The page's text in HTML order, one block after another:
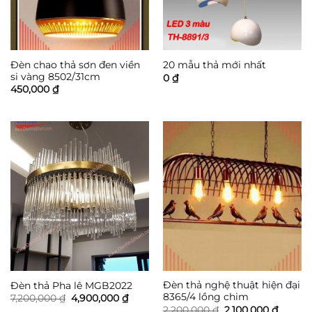
Đèn chao thả sơn đen viền
si vàng 8502/31cm
450,000 ₫
20 mẫu thả mới nhất
0 ₫
Đèn thả Pha lê MGB2022
7,200,000₫ Giá
gốc
4,900,000 ₫Giá
hiện
Đèn thả nghệ thuật hiện đại
8365/4 lồng chim
2,200,000₫ Giá
2,100,000 ₫Giá